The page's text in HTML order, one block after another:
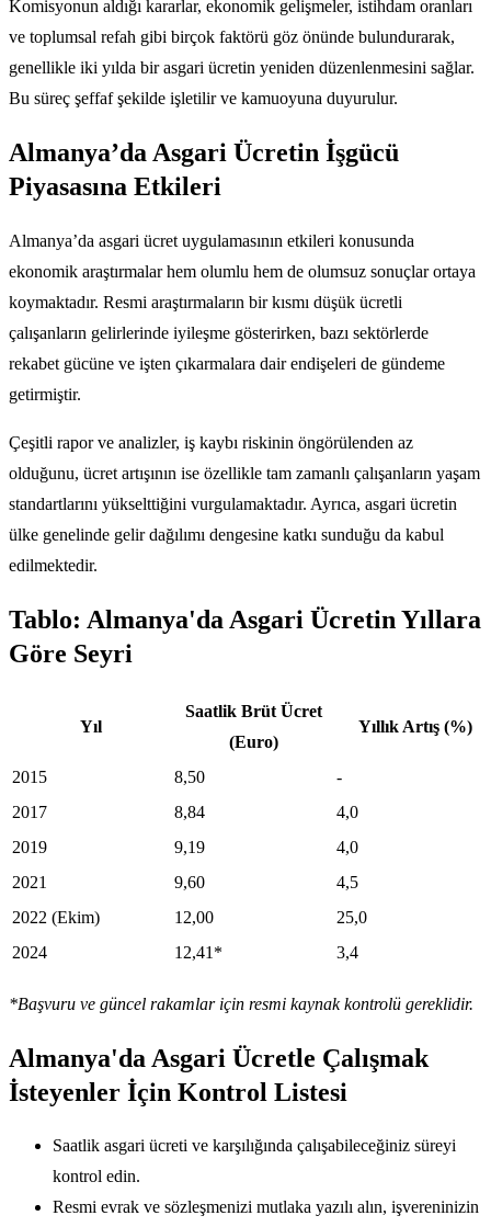
Komisyonun aldığı kararlar, ekonomik gelişmeler, istihdam oranları
ve toplumsal refah gibi birçok faktörü göz önünde bulundurarak,
genellikle iki yılda bir asgari ücretin yeniden düzenlenmesini sağlar.
Bu süreç şeffaf şekilde işletilir ve kamuoyuna duyurulur.
Almanya’da Asgari Ücretin İşgücü
Piyasasına Etkileri
Almanya’da asgari ücret uygulamasının etkileri konusunda
ekonomik araştırmalar hem olumlu hem de olumsuz sonuçlar ortaya
koymaktadır. Resmi araştırmaların bir kısmı düşük ücretli
çalışanların gelirlerinde iyileşme gösterirken, bazı sektörlerde
rekabet gücüne ve işten çıkarmalara dair endişeleri de gündeme
getirmiştir.
Çeşitli rapor ve analizler, iş kaybı riskinin öngörülenden az
olduğunu, ücret artışının ise özellikle tam zamanlı çalışanların yaşam
standartlarını yükselttiğini vurgulamaktadır. Ayrıca, asgari ücretin
ülke genelinde gelir dağılımı dengesine katkı sunduğu da kabul
edilmektedir.
Tablo: Almanya'da Asgari Ücretin Yıllara
Göre Seyri
Yıl
Saatlik Brüt Ücret
(Euro)
Yıllık Artış (%)
2015 8,50
-
2017
8,84
4,0
2019
9,19
4,0
2021
9,60
4,5
2022 (Ekim)
12,00
25,0
2024
12,41* 3,4
*Başvuru ve güncel rakamlar için resmi kaynak kontrolü gereklidir.
Almanya'da Asgari Ücretle Çalışmak
İsteyenler İçin Kontrol Listesi
Saatlik asgari ücreti ve karşılığında çalışabileceğiniz süreyi
kontrol edin.
Resmi evrak ve sözleşmenizi mutlaka yazılı alın, işvereninizin